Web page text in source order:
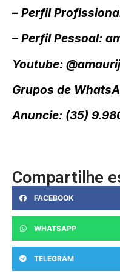
– Perfil
– Perfil Pessoal:
Youtube:
Grupos de
Anuncie: (35)
Compartilhe
FACEBOOK
WHATSAPP
TELEGRAM